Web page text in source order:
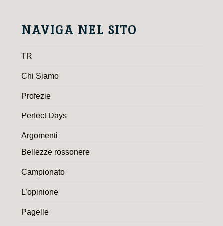
NAVIGA NEL SITO
TR
Chi Siamo
Profezie
Perfect Days
Argomenti
Bellezze rossonere
Campionato
L’opinione
Pagelle